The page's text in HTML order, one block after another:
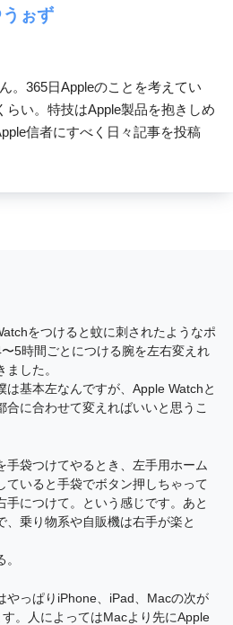
ぉず
。365日Appleのことを考えてい
らい。特技はApple製品を抱きしめ
信者にすべく日々記事を投稿
をつけると蚊に刺されたようなポ
5時間ごとにつける腕を左右変えれ
した。
は基本左なんですが、Apple Watchと
合に合わせて変えればいいと思うこ
手袋つけてやるとき、左手用ホーム
ていると手袋でボタン押しちゃって
手につけて。という感じです。あと
、乗り物系や自販機は右手が楽と
やっぱりiPhone、iPad、Macの次が
。人によってはMacより先にApple